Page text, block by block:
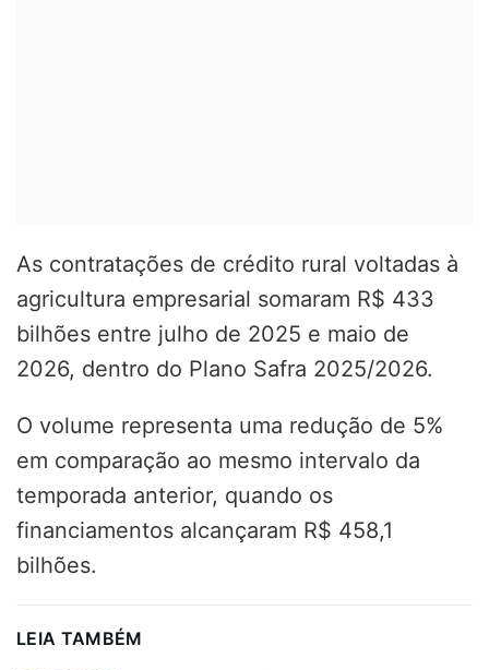
As contratações de crédito rural voltadas à
agricultura empresarial somaram R$ 433
bilhões entre julho de 2025 e maio de
2026, dentro do Plano Safra 2025/2026.
O volume representa uma redução de 5%
em comparação ao mesmo intervalo da
temporada anterior, quando os
financiamentos alcançaram R$ 458,1
bilhões.
LEIA TAMBÉM